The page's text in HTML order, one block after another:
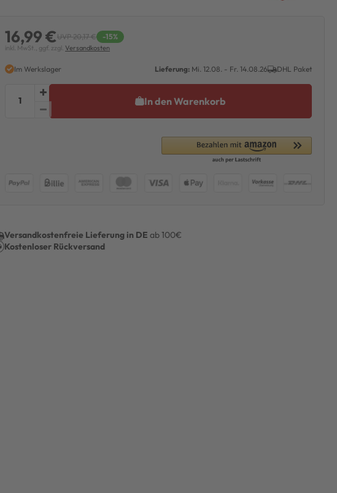
16,99 €UVP 20,17 € -15%
inkl. MwSt., ggf. zzgl. Versandkosten
Im Werkslager Lieferung: Mi. 12.08. - Fr. 14.08.26 DHL Paket
In den Warenkorb
Versandkostenfreie Lieferung in DE ab 100€
Kostenloser Rückversand